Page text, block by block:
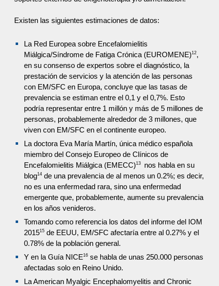
Existen las siguientes estimaciones de datos:
La Red Europea sobre Encefalomielitis
Miálgica/Síndrome de Fatiga Crónica (EUROMENE)12,
en su consenso de expertos sobre el diagnóstico, la
prestación de servicios y la atención de las personas
con EM/SFC en Europa, concluye que las tasas de
prevalencia se estiman entre el 0,1 y el 0,7%. Esto
podría representar entre 1 millón y más de 5 millones de
personas, probablemente alrededor de 3 millones, que
viven con EM/SFC en el continente europeo.
La doctora Eva María Martín, única médico española
miembro del Consejo Europeo de Clínicos de
Encefalomielitis Miálgica (EMECC)13
nos habla en su
blog14 de una prevalencia de al menos un 0.2%; es decir,
no es una enfermedad rara, sino una enfermedad
emergente que, probablemente, aumente su prevalencia
en los años venideros.
Tomando como referencia los datos del informe del IOM
201515 de EEUU, EM/SFC afectaría entre al 0.27% y el
0.78% de la población general.
Y en la Guía NICE16 se habla de unas 250.000 personas
afectadas solo en Reino Unido.
La American Myalgic Encephalomyelitis and Chronic